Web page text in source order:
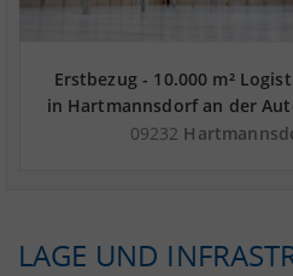
Erstbezug - 10.000 m²
in Hartmannsdorf an der
Landkreis
09232
LAGE UND